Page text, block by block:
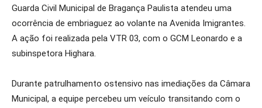
Guarda Civil Municipal de Bragança Paulista atendeu uma
ocorrência de embriaguez ao volante na Avenida Imigrantes.
A ação foi realizada pela VTR 03, com o GCM Leonardo e a
subinspetora Highara.
Durante patrulhamento ostensivo nas imediações da Câmara
Municipal, a equipe percebeu um veículo transitando com o